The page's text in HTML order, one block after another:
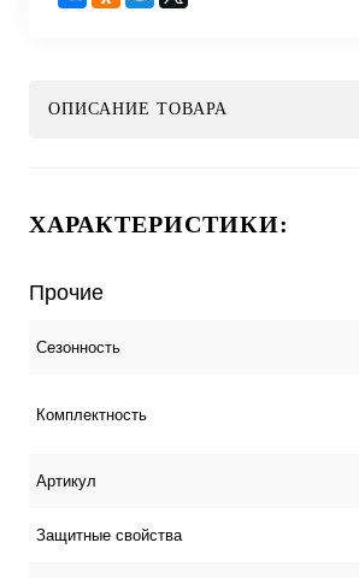
ОПИСАНИЕ ТОВАРА
ХАРАКТЕРИСТИКИ:
Прочие
Сезонность
Комплектность
Артикул
Защитные свойства